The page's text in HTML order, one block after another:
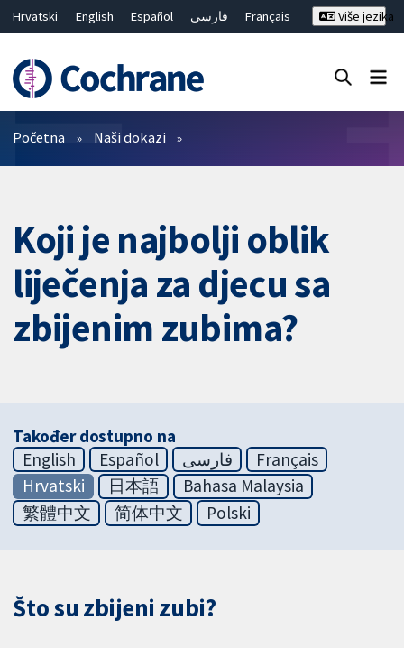
Hrvatski English Español فارسی
Français
繁體中文
简体中文
Više jezika
Prečistači
Početna Naši dokazi
Koji je najbolji oblik
liječenja za djecu sa
zbijenim zubima?
Također dostupno na
English
Español فارسی
Français
Hrvatski
日本語
Bahasa Malaysia
繁體中文
简体中文 Polski
Što su zbijeni zubi?